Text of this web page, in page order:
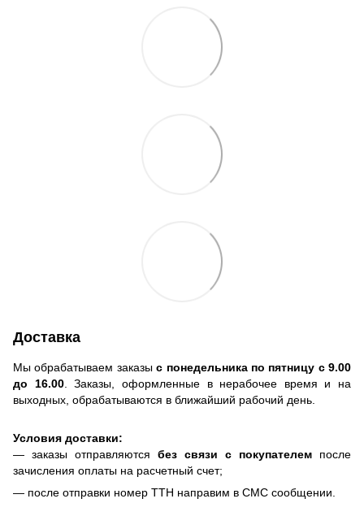
Доставка
Мы обрабатываем заказыс понедельника по пятницу с 9.00
до 16.00. Заказы, оформленные в нерабочее время и на
выходных, обрабатываются в ближайший рабочий день.
Условия доставки:
— заказы отправляются без связи с покупателем после
зачисления оплаты на расчетный счет;
— после отправки номер ТТН направим в СМС сообщении.